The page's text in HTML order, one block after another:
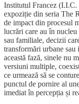
Institutul Francez (I.I.C.
expoziție din seria The
de impact din procesul
lucrări care au în
sau familiale, decizii
transformări urbane
această fază, sinele nu
versiuni multiple,
ce urmează să se
punctul de pornire al
imediat în percepția și